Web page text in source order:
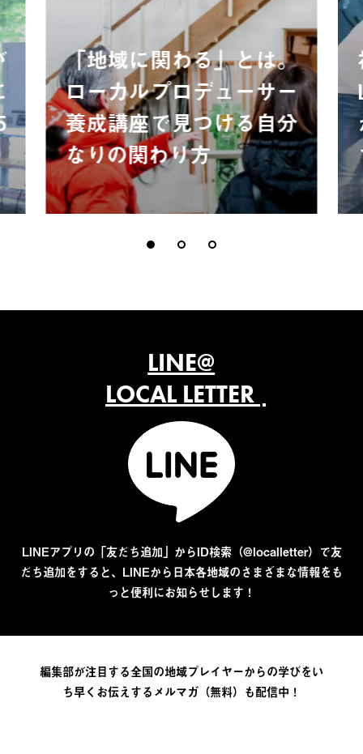
「地域に関わる」とは。
ローカルプロデューサー
養成講座で見つける自分
なりの関わり方
LINE@
LOCAL LETTER
LINEアプリの「友だち追加」からID検索（@localletter）で友
だち追加をすると、LINEから日本各地域のさまざまな情報をも
っと便利にお知らせします！
編集部が注目する全国の地域プレイヤーからの学びをい
ち早くお伝えするメルマガ（無料）も配信中！